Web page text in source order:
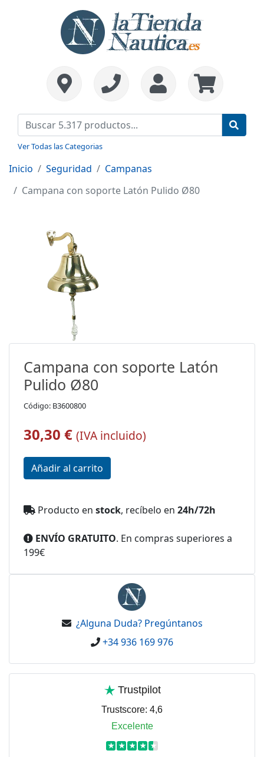
Ver Todas las Categorias
Inicio Seguridad
Campanas
Campana con soporte Latón Pulido Ø80
Campana con soporte Latón
Pulido Ø80
Código: B3600800
30,30 € (IVA incluido)
Producto en stock, recíbelo en 24h/72h
ENVÍO GRATUITO. En compras superiores a
199€
¿Alguna Duda? Pregúntanos
+34 936 169 976
Trustpilot
Trustscore: 4,6
Excelente
★ ★ ★ ★ ★